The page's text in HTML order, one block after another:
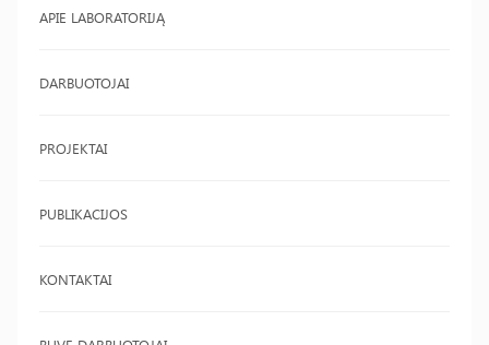
APIE LABORATORIJĄ
DARBUOTOJAI
PROJEKTAI
PUBLIKACIJOS
KONTAKTAI